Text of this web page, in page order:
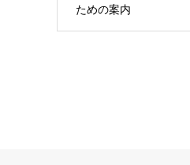
ための案内